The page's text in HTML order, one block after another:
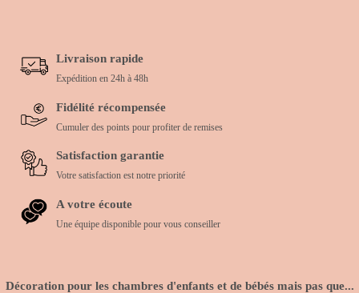
Livraison rapide
Expédition en 24h à 48h
Fidélité récompensée
Cumuler des points pour profiter de remises
Satisfaction garantie
Votre satisfaction est notre priorité
A votre écoute
Une équipe disponible pour vous conseiller
Décoration pour les chambres d'enfants et de bébés mais pas que...